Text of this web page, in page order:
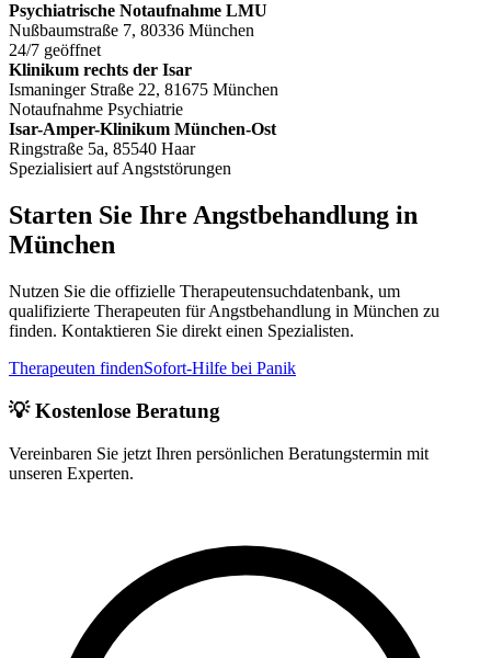
Psychiatrische Notaufnahme LMU
Nußbaumstraße 7, 80336 München
24/7 geöffnet
Klinikum rechts der Isar
Ismaninger Straße 22, 81675 München
Notaufnahme Psychiatrie
Isar-Amper-Klinikum München-Ost
Ringstraße 5a, 85540 Haar
Spezialisiert auf Angststörungen
Starten Sie Ihre Angstbehandlung in
München
Nutzen Sie die offizielle Therapeutensuchdatenbank, um
qualifizierte Therapeuten für Angstbehandlung in München zu
finden. Kontaktieren Sie direkt einen Spezialisten.
Therapeuten findenSofort-Hilfe bei Panik
💡 Kostenlose Beratung
Vereinbaren Sie jetzt Ihren persönlichen Beratungstermin mit
unseren Experten.